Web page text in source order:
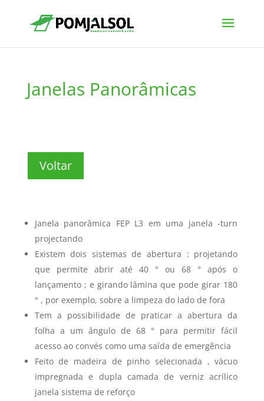
Janelas Panorâmicas
Voltar
Janela panorâmica FEP L3 em uma janela -turn
projectando
Existem dois sistemas de abertura : projetando
que permite abrir até 40 ° ou 68 ° após o
lançamento ; e girando lâmina que pode girar 180
° , por exemplo, sobre a limpeza do lado de fora
Tem a possibilidade de praticar a abertura da
folha a um ângulo de 68 ° para permitir fácil
acesso ao convés como uma saída de emergência
Feito de madeira de pinho selecionada , vácuo
impregnada e dupla camada de verniz acrílico
janela sistema de reforço